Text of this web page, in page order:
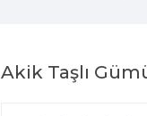
Akik Taşlı